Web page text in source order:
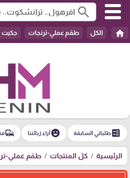
search
home الكل طقم عملي-ترنجات جكيت
ballotطلباتي السابقة emoji_emotionsآراء زبائننا commute
الرئيسية كل المنتجات طقم عملي-